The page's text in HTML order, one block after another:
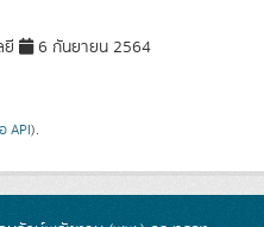
ยี
6 กันยายน 2564
API).